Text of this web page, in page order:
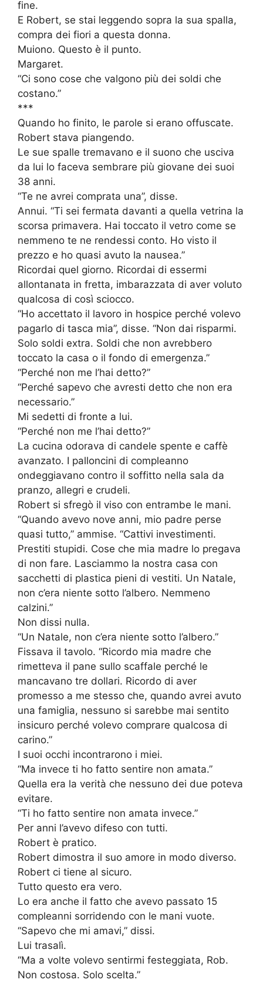
fine.
E Robert, se stai leggendo sopra la sua spalla,
compra dei fiori a questa donna.
Muiono. Questo è il punto.
Margaret.
“Ci sono cose che valgono più dei soldi che
costano.”
***
Quando ho finito, le parole si erano offuscate.
Robert stava piangendo.
Le sue spalle tremavano e il suono che usciva
da lui lo faceva sembrare più giovane dei suoi
38 anni.
“Te ne avrei comprata una”, disse.
Annui. “Ti sei fermata davanti a quella vetrina la
scorsa primavera. Hai toccato il vetro come se
nemmeno te ne rendessi conto. Ho visto il
prezzo e ho quasi avuto la nausea.”
Ricordai quel giorno. Ricordai di essermi
allontanata in fretta, imbarazzata di aver voluto
qualcosa di così sciocco.
“Ho accettato il lavoro in hospice perché volevo
pagarlo di tasca mia”, disse. “Non dai risparmi.
Solo soldi extra. Soldi che non avrebbero
toccato la casa o il fondo di emergenza.”
“Perché non me l’hai detto?”
“Perché sapevo che avresti detto che non era
necessario.”
Mi sedetti di fronte a lui.
“Perché non me l’hai detto?”
La cucina odorava di candele spente e caffè
avanzato. I palloncini di compleanno
ondeggiavano contro il soffitto nella sala da
pranzo, allegri e crudeli.
Robert si sfregò il viso con entrambe le mani.
“Quando avevo nove anni, mio padre perse
quasi tutto,” ammise. “Cattivi investimenti.
Prestiti stupidi. Cose che mia madre lo pregava
di non fare. Lasciammo la nostra casa con
sacchetti di plastica pieni di vestiti. Un Natale,
non c’era niente sotto l’albero. Nemmeno
calzini.”
Non dissi nulla.
“Un Natale, non c’era niente sotto l’albero.”
Fissava il tavolo. “Ricordo mia madre che
rimetteva il pane sullo scaffale perché le
mancavano tre dollari. Ricordo di aver
promesso a me stesso che, quando avrei avuto
una famiglia, nessuno si sarebbe mai sentito
insicuro perché volevo comprare qualcosa di
carino.”
I suoi occhi incontrarono i miei.
“Ma invece ti ho fatto sentire non amata.”
Quella era la verità che nessuno dei due poteva
evitare.
“Ti ho fatto sentire non amata invece.”
Per anni l’avevo difeso con tutti.
Robert è pratico.
Robert dimostra il suo amore in modo diverso.
Robert ci tiene al sicuro.
Tutto questo era vero.
Lo era anche il fatto che avevo passato 15
compleanni sorridendo con le mani vuote.
“Sapevo che mi amavi,” dissi.
Lui trasalì.
“Ma a volte volevo sentirmi festeggiata, Rob.
Non costosa. Solo scelta.”